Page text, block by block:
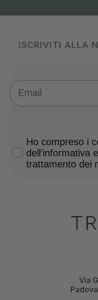
ISCRIVITI ALLA
Email
Privacy Policy
Ho compreso i
dell'informativa
trattamento dei
Via